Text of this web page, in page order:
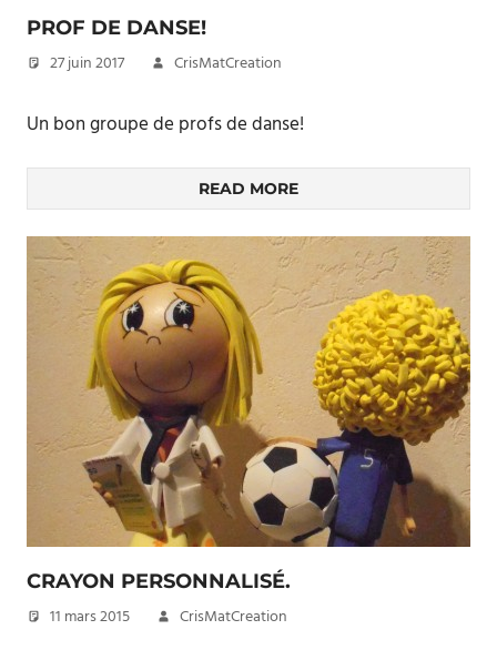
PROF DE DANSE!
27 juin 2017 CrisMatCreation
Un bon groupe de profs de danse!
READ MORE
CRAYON PERSONNALISÉ.
11 mars 2015 CrisMatCreation